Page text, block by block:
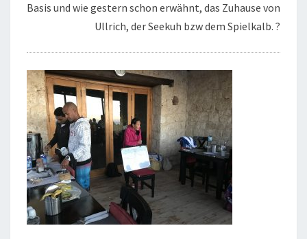
Basis und wie gestern schon erwähnt, das Zuhause von
Ullrich, der Seekuh bzw dem Spielkalb. ?